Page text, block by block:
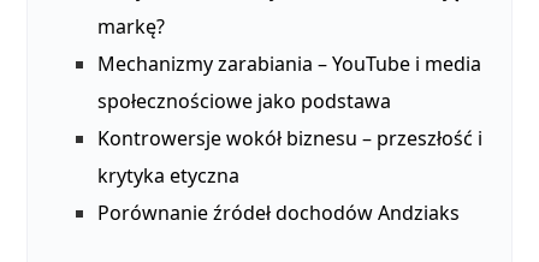
markę?
Mechanizmy zarabiania – YouTube i media
społecznościowe jako podstawa
Kontrowersje wokół biznesu – przeszłość i
krytyka etyczna
Porównanie źródeł dochodów Andziaks